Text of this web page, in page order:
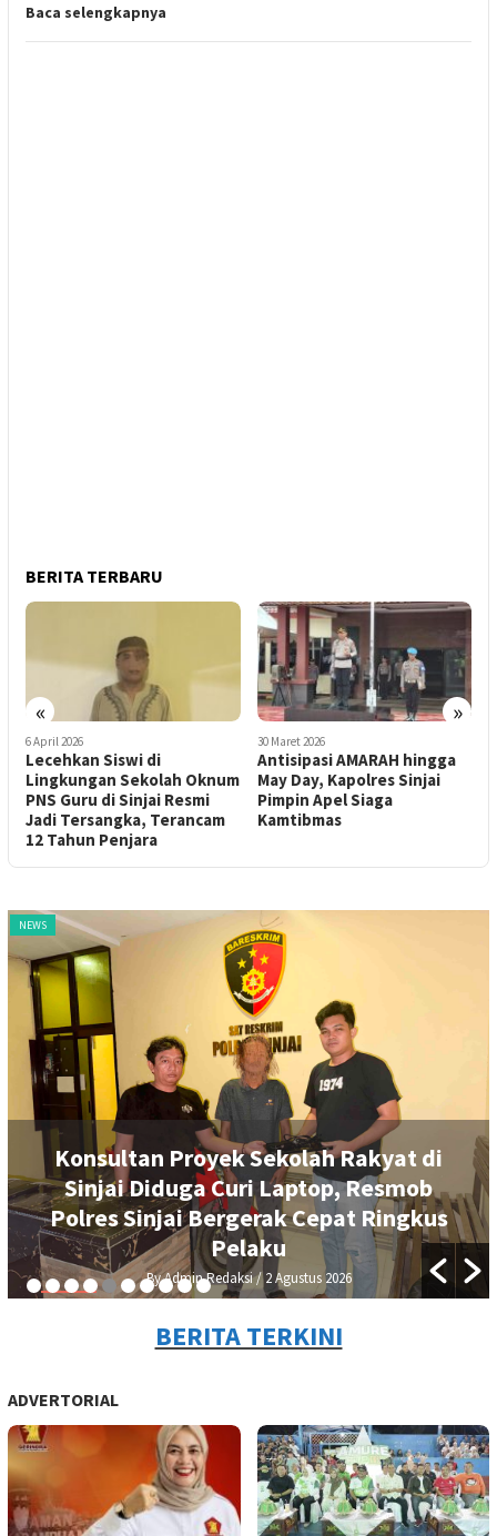
Baca selengkapnya
BERITA TERBARU
« »
30 Maret 2026
Antisipasi AMARAH hingga
May Day, Kapolres Sinjai
Pimpin Apel Siaga
Kamtibmas
27 April 2026
Resmi! DPP PAN Copot
Kamrianto, Kursi di DPRD
Sinjai Kini Diambang PAW
NEWS
Konsultan Proyek Sekolah Rakyat di
Sinjai Diduga Curi Laptop, Resmob
Polres Sinjai Bergerak Cepat Ringkus
Pelaku
By Admin Redaksi/ 2 Agustus 2026
BERITA TERKINI
ADVERTORIAL